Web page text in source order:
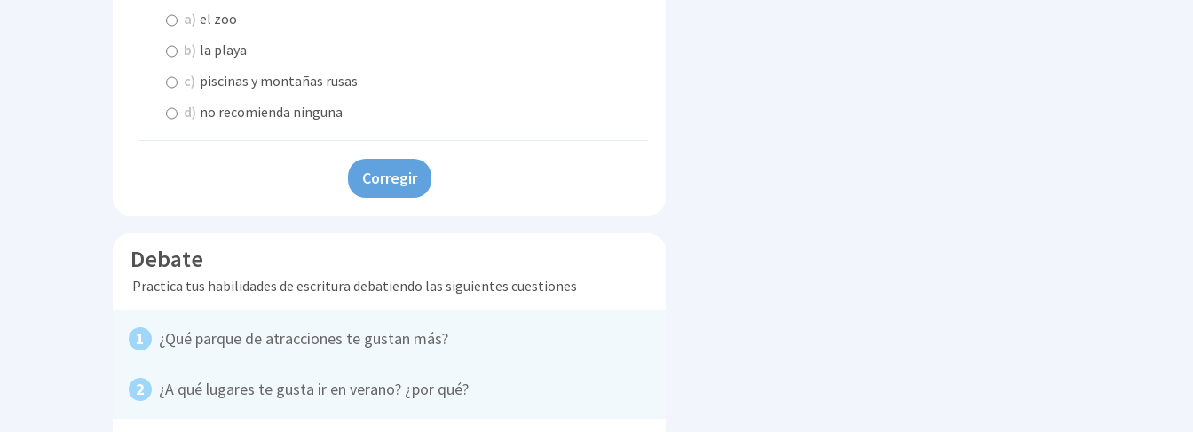
a) el zoo
b) la playa
c) piscinas y montañas rusas
d) no recomienda ninguna
Corregir
Debate
Practica tus habilidades de escritura debatiendo las siguientes cuestiones
¿Qué parque de atracciones te gustan más?
¿A qué lugares te gusta ir en verano? ¿por qué?